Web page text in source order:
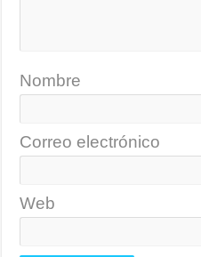
Nombre
Correo electrónico
Web